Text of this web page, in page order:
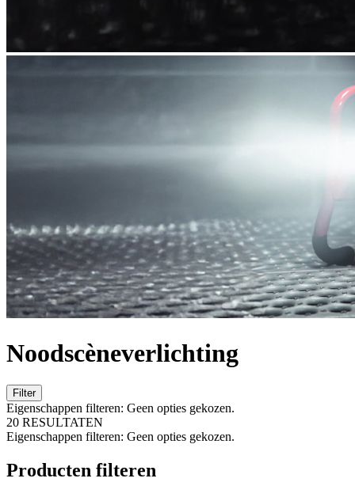
Noodscèneverlichting
Filter
Eigenschappen filteren: Geen opties gekozen.
20 RESULTATEN
Eigenschappen filteren: Geen opties gekozen.
Producten filteren